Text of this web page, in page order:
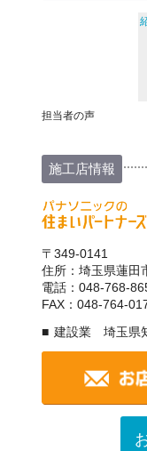
担当者の声
施工店情報
〒349-0141
住所：埼玉県蓮田
電話：048-768-
FAX：048-764-
建設業 埼玉県